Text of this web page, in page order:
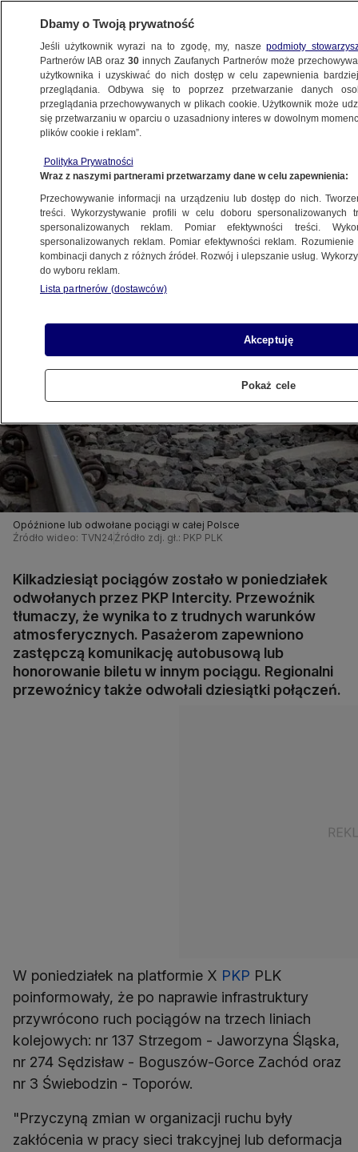
POLSKA
przez "wysokie temperatury"
Piotr Krysztofiak
29.06.2026, 07:36
Posłuchaj artykułu
Czyta lektor AI
Opóźnione lub odwołane pociągi w całej Polsce
Źródło wideo: TVN24 Źródło zdj. gł.: PKP PLK
Kilkadziesiąt pociągów zostało w poniedziałek
odwołanych przez PKP Intercity. Przewoźnik
tłumaczy, że wynika to z trudnych warunków
atmosferycznych. Pasażerom zapewniono
zastępczą komunikację autobusową lub
honorowanie biletu w innym pociągu. Regionalni
przewoźnicy także odwołali dziesiątki połączeń.
W poniedziałek na platformie X PKP PLK
poinformowały, że po naprawie infrastruktury
przywrócono ruch pociągów na trzech liniach
kolejowych: nr 137 Strzegom - Jaworzyna Śląska,
nr 274 Sędzisław - Boguszów-Gorce Zachód oraz
nr 3 Świebodzin - Toporów.
"Przyczyną zmian w organizacji ruchu były
zakłócenia w pracy sieci trakcyjnej lub deformacja
Dbamy o Twoją prywatność
Jeśli użytkownik wyrazi na to zgodę, my, naszepodmioty
Partnerów IAB oraz30 innych Zaufanych Partnerów może
użytkownika i uzyskiwać do nich dostęp w celu zapewnienia
przeglądania. Odbywa się to poprzez przetwarzanie danych
przeglądania przechowywanych w plikach cookie. Użytkownik może
się przetwarzaniu w oparciu o uzasadniony interes w dowolnym
plików cookie i reklam”.
Polityka Prywatności
Wraz z naszymi partnerami przetwarzamy dane w celu zapewnienia:
Przechowywanie informacji na urządzeniu lub dostęp do nich.
treści. Wykorzystywanie profili w celu doboru spersonalizowanych
spersonalizowanych reklam. Pomiar efektywności treści.
spersonalizowanych reklam. Pomiar efektywności reklam.
kombinacji danych z różnych źródeł. Rozwój i ulepszanie usług.
do wyboru reklam.
Lista partnerów (dostawców)
Akceptuję
Pokaż cele